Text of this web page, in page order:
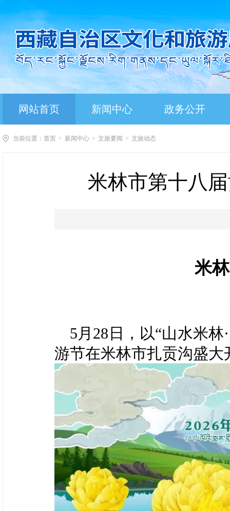
网站首页 新闻中心 政务公开
当前位置： 首页 > 新闻中心 > 文旅要闻 > 文旅动态
米林市第十八
米
5月28日，以“山水米
游节在米林市扎贡沟盛大